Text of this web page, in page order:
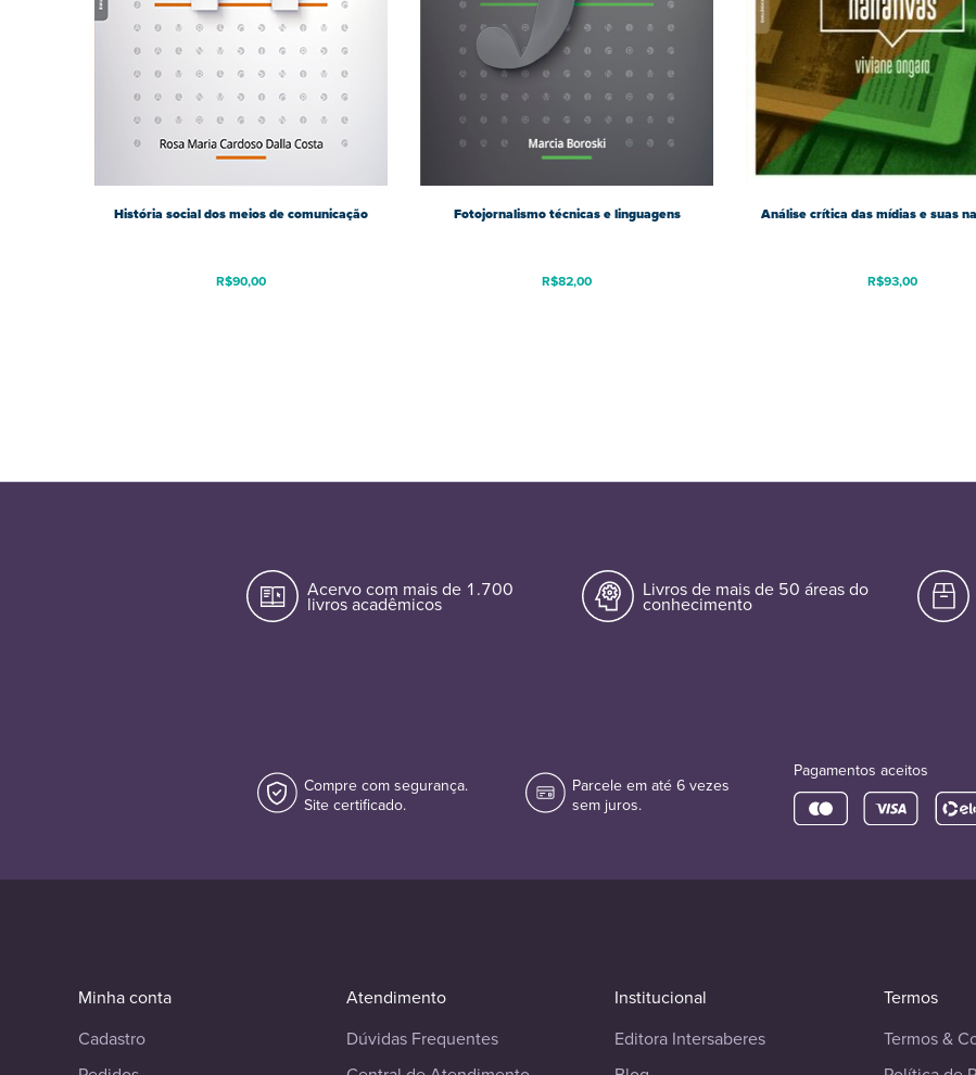
História social dos meios de comunicação
R$90,00
Fotojornalismo técnicas e linguagens
R$82,00
Análise crítica das mídias e suas
R$93,00
Acervo com mais de 1.700
livros acadêmicos
Livros de mais de 50 áreas do
conhecimento
Compre com segurança.
Site certificado.
Parcele em até 6 vezes
sem juros.
Pagamentos aceitos
Minha conta
Cadastro
Atendimento
Dúvidas Frequentes
Institucional
Editora Intersaberes
Termos
Termos &